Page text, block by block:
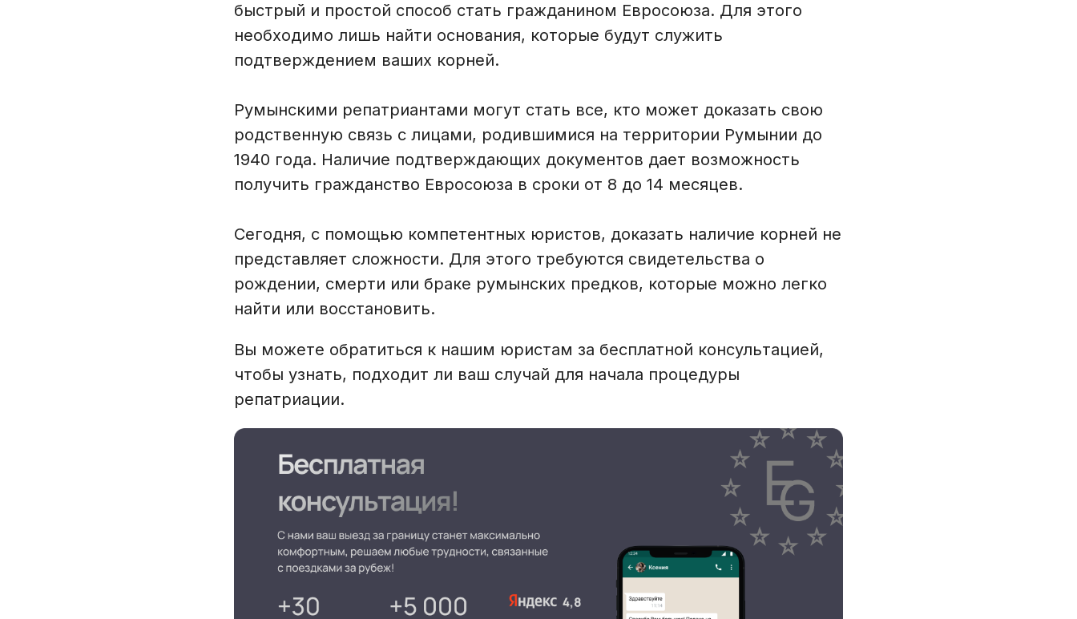
быстрый и простой способ стать гражданином Евросоюза. Для этого
необходимо лишь найти основания, которые будут служить
подтверждением ваших корней.
Румынскими репатриантами могут стать все, кто может доказать свою
родственную связь с лицами, родившимися на территории Румынии до
1940 года. Наличие подтверждающих документов дает возможность
получить гражданство Евросоюза в сроки от 8 до 14 месяцев.
Сегодня, с помощью компетентных юристов, доказать наличие корней не
представляет сложности. Для этого требуются свидетельства о
рождении, смерти или браке румынских предков, которые можно легко
найти или восстановить.
Вы можете обратиться к нашим юристам за бесплатной консультацией,
чтобы узнать, подходит ли ваш случай для начала процедуры
репатриации.